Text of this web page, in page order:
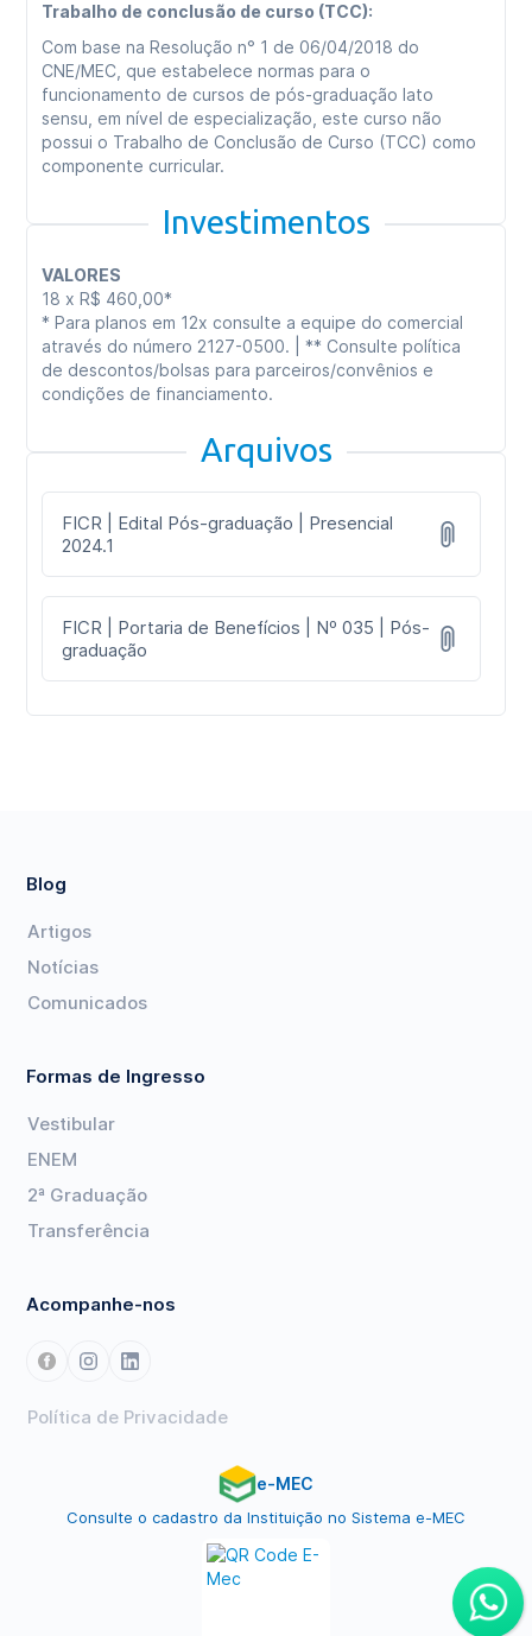
Trabalho de conclusão de curso (TCC):
Com base na Resolução n° 1 de 06/04/2018 do
CNE/MEC, que estabelece normas para o
funcionamento de cursos de pós-graduação lato
sensu, em nível de especialização, este curso não
possui o Trabalho de Conclusão de Curso (TCC) como
componente curricular.
Investimentos
VALORES
18 x R$ 460,00*
* Para planos em 12x consulte a equipe do comercial
através do número 2127-0500. | ** Consulte política
de descontos/bolsas para parceiros/convênios e
condições de financiamento.
Arquivos
FICR | Edital Pós-graduação | Presencial
2024.1
FICR | Portaria de Benefícios | Nº 035 | Pós-
graduação
Blog
Artigos
Notícias
Comunicados
Formas de Ingresso
Vestibular
ENEM
2ª Graduação
Transferência
Acompanhe-nos
Política de Privacidade
e-MEC
Consulte o cadastro da Instituição no Sistema e-MEC